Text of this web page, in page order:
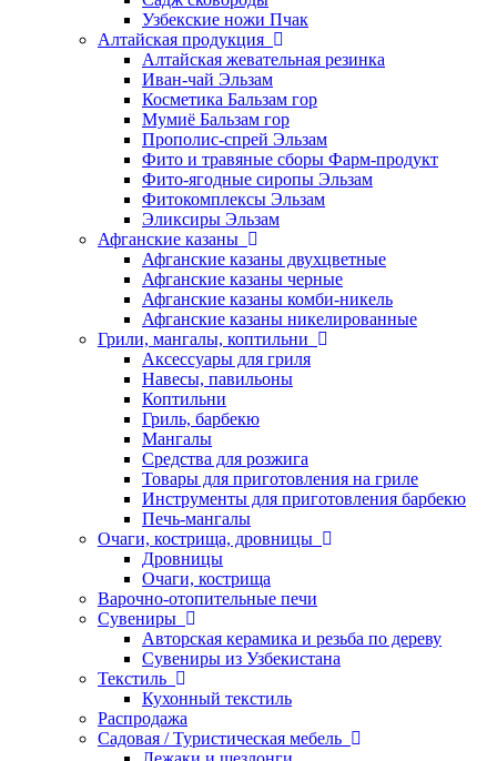
Узбекские ножи Пчак
Алтайская продукция
Алтайская жевательная резинка
Иван-чай Эльзам
Косметика Бальзам гор
Мумиё Бальзам гор
Прополис-спрей Эльзам
Фито и травяные сборы Фарм-продукт
Фито-ягодные сиропы Эльзам
Фитокомплексы Эльзам
Эликсиры Эльзам
Афганские казаны
Афганские казаны двухцветные
Афганские казаны черные
Афганские казаны комби-никель
Афганские казаны никелированные
Грили, мангалы, коптильни
Аксессуары для гриля
Навесы, павильоны
Коптильни
Гриль, барбекю
Мангалы
Средства для розжига
Товары для приготовления на гриле
Инструменты для приготовления барбекю
Печь-мангалы
Очаги, кострища, дровницы
Дровницы
Очаги, кострища
Варочно-отопительные печи
Сувениры
Авторская керамика и резьба по дереву
Сувениры из Узбекистана
Текстиль
Кухонный текстиль
Распродажа
Садовая / Туристическая мебель